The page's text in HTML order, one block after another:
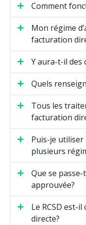
Comment
Mon régime
facturation
Y aura-t-il des
Quels
Tous les
facturation
Puis-je
plusieurs
Que se
approuvée?
Le RCSD est-
directe?